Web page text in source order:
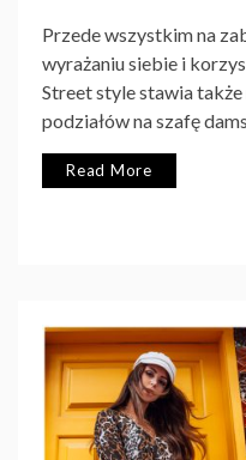
Przede wszystkim na
wyrażaniu siebie i
Street style stawia
podziałów na szafę
Read More